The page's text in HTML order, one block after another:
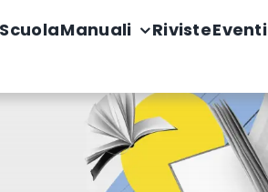
Manuali RivisteEventi